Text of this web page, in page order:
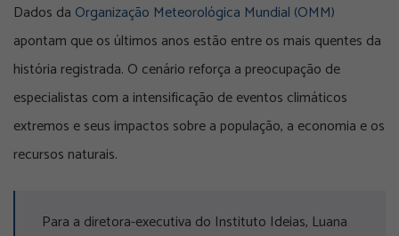
Dados da Organização Meteorológica Mundial (OMM)
apontam que os últimos anos estão entre os mais quentes da
história registrada. O cenário reforça a preocupação de
especialistas com a intensificação de eventos climáticos
extremos e seus impactos sobre a população, a economia e os
recursos naturais.
Para a diretora-executiva do Instituto Ideias, Luana